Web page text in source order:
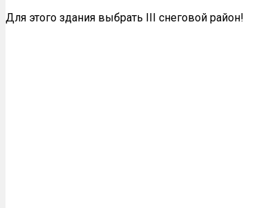
Для этого здания выбрать III снеговой район!